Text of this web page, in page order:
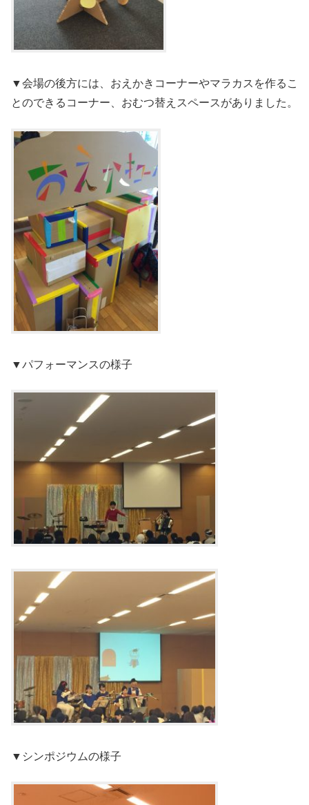
▼会場の後方には、おえかきコーナーやマラカスを作るこ
とのできるコーナー、おむつ替えスペースがありました。
▼パフォーマンスの様子
▼シンポジウムの様子